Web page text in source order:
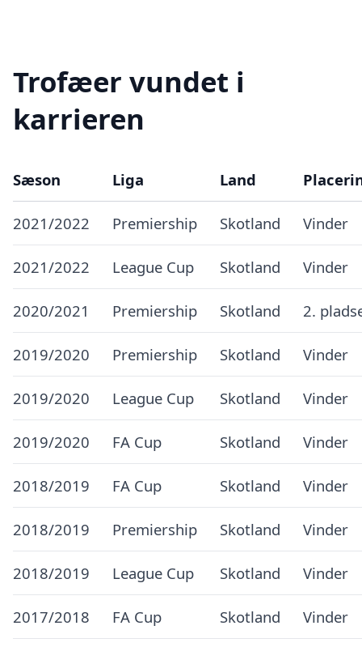
Trofæer vundet i
karrieren
Sæson Liga Land
2021/2022 Premiership Skotland Vinder
2021/2022 League Cup Skotland Vinder
2020/2021 Premiership Skotland 2.
2019/2020 Premiership Skotland Vinder
2019/2020 League Cup Skotland Vinder
2019/2020 FA Cup Skotland Vinder
2018/2019 FA Cup Skotland Vinder
2018/2019 Premiership Skotland Vinder
2018/2019 League Cup Skotland Vinder
2017/2018 FA Cup Skotland Vinder